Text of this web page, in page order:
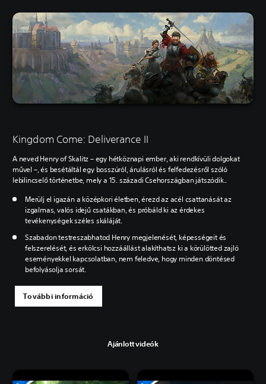
Kingdom Come: Deliverance II
A neved Henry of Skalitz – egy hétköznapi ember, aki rendkívüli dolgokat
művel –, és besétáltál egy bosszúról, árulásról és felfedezésről szóló
lebilincselő történetbe, mely a 15.századi Csehországban játszódik..
Merülj el igazán a középkori életben, érezd az acél csattanását az
izgalmas, valós idejű csatákban, és próbáld ki az érdekes
tevékenységek széles skáláját.
Szabadon testreszabhatod Henry megjelenését, képességeit és
felszerelését, és erkölcsi hozzáállást alakíthatsz ki a körülötted zajló
eseményekkel kapcsolatban, nem feledve, hogy minden döntésed
befolyásolja sorsát.
További információ
Ajánlott videók